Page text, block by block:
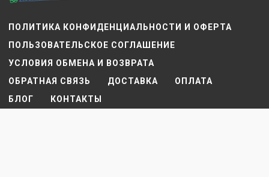
ПОЛИТИКА КОНФИДЕНЦИАЛЬНОСТИ И ОФЕРТА
ПОЛЬЗОВАТЕЛЬСКОЕ СОГЛАШЕНИЕ
УСЛОВИЯ ОБМЕНА И ВОЗВРАТА
ОБРАТНАЯ СВЯЗЬ
ДОСТАВКА
ОПЛАТА
БЛОГ
КОНТАКТЫ